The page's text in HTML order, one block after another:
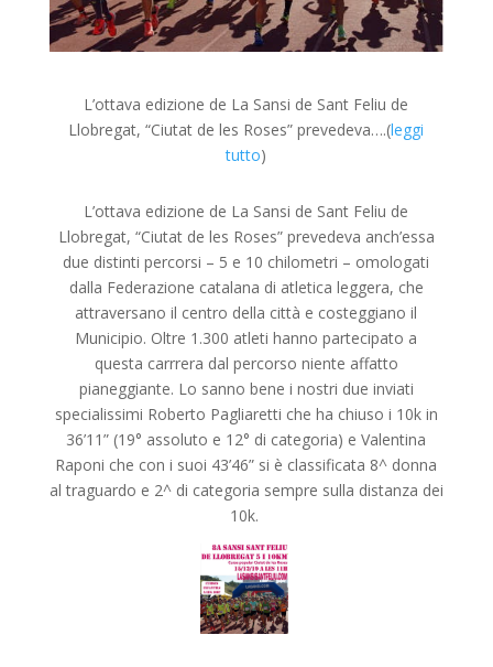
L’ottava edizione de La Sansi de Sant Feliu de
Llobregat, “Ciutat de les Roses” prevedeva….(leggi
tutto)
L’ottava edizione de La Sansi de Sant Feliu de
Llobregat, “Ciutat de les Roses” prevedeva anch’essa
due distinti percorsi – 5 e 10 chilometri – omologati
dalla Federazione catalana di atletica leggera, che
attraversano il centro della città e costeggiano il
Municipio. Oltre 1.300 atleti hanno partecipato a
questa carrrera dal percorso niente affatto
pianeggiante. Lo sanno bene i nostri due inviati
specialissimi Roberto Pagliaretti che ha chiuso i 10k in
36’11” (19° assoluto e 12° di categoria) e Valentina
Raponi che con i suoi 43’46” si è classificata 8^ donna
al traguardo e 2^ di categoria sempre sulla distanza dei
10k.